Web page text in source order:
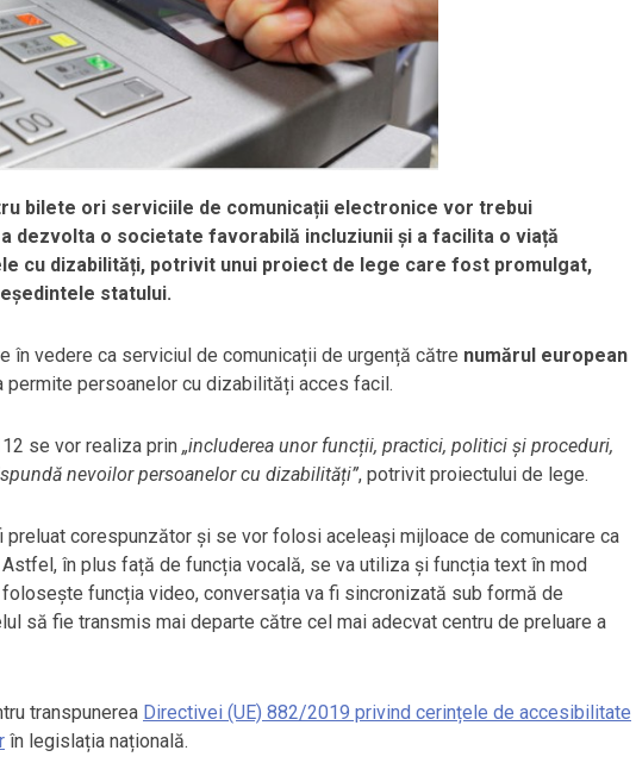
bilete ori serviciile de comunicații electronice vor trebui
dezvolta o societate favorabilă incluziunii și a facilita o viață
cu dizabilități, potrivit unui proiect de lege care fost promulgat,
statului.
în vedere ca serviciul de comunicații de urgență către numărul european
permite persoanelor cu dizabilități acces facil.
se vor realiza prin „includerea unor funcții, practici, politici și proceduri,
nevoilor persoanelor cu dizabilități”, potrivit proiectului de lege.
preluat corespunzător și se vor folosi aceleași mijloace de comunicare ca
în plus față de funcția vocală, se va utiliza și funcția text în mod
funcția video, conversația va fi sincronizată sub formă de
să fie transmis mai departe către cel mai adecvat centru de preluare a
transpunerea Directivei (UE) 882/2019 privind cerințele de accesibilitate
în legislația națională.